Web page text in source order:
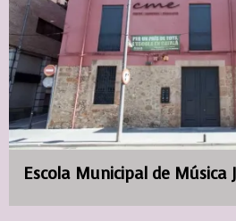
Escola Municipal de Música